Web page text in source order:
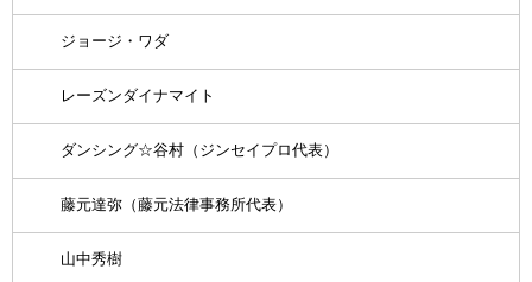
ジョージ・ワダ
レーズンダイナマイト
ダンシング☆谷村（ジンセイプロ代表）
藤元達弥（藤元法律事務所代表）
山中秀樹